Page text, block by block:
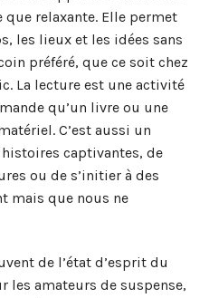
relaxante. Elle permet
les lieux et les idées sans
préféré, que ce soit chez
La lecture est une activité
qu’un livre ou une
C’est aussi un
captivantes, de
ou de s’initier à des
mais que nous ne
de l’état d’esprit du
les amateurs de suspense,